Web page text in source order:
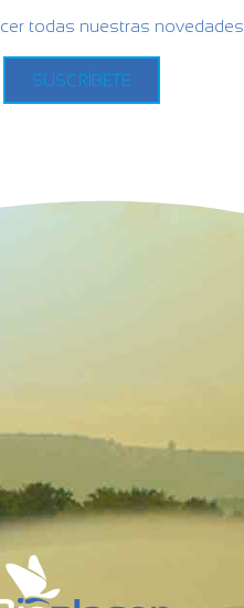
todas nuestras novedades
SUSCRÍBETE